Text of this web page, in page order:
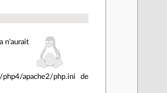
n'aurait
apache2/php.ini de